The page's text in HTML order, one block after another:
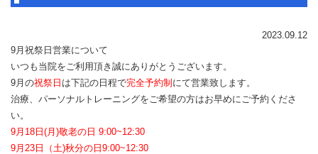
2023.09.12
9月祝祭日営業について
いつも当院をご利用頂き誠にありがとうございます。
9月の祝祭日 は下記の日程で完全予約制 にて営業致します。
治療、パーソナルトレーニングをご希望の方はお早めにご予約くださ
い。
9月18日(月)敬老の日 9:00~12:30
9月23日（土)秋分の日9:00~12:30